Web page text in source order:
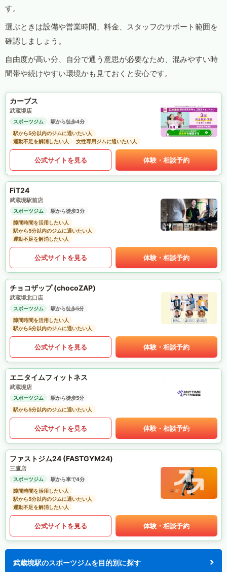
す。
選ぶときは設備や営業時間、料金、スタッフのサポート範囲を
確認しましょう。
自由度が高い分、自分で通う意思が必要なため、混みやすい時
間帯や続けやすい環境かも見ておくと安心です。
カーブス
武蔵境店
スポーツジム
駅から徒歩4分
駅から5分以内のジムに通いたい人
運動不足を解消したい人
女性専用ジムに通いたい人
公式サイトを見る 体験・相談予約
FiT24
武蔵境駅前店
スポーツジム
駅から徒歩3分
隙間時間を活用したい人
駅から5分以内のジムに通いたい人
運動不足を解消したい人
公式サイトを見る 体験・相談予約
チョコザップ (chocoZAP)
武蔵境北口店
スポーツジム
駅から徒歩5分
隙間時間を活用したい人
駅から5分以内のジムに通いたい人
公式サイトを見る 体験・相談予約
エニタイムフィットネス
武蔵境店
スポーツジム
駅から徒歩5分
駅から5分以内のジムに通いたい人
公式サイトを見る 体験・相談予約
ファストジム24 (FASTGYM24)
三鷹店
スポーツジム
駅から車で4分
隙間時間を活用したい人
駅から5分以内のジムに通いたい人
運動不足を解消したい人
公式サイトを見る 体験・相談予約
武蔵境駅のスポーツジムを目的別に探す